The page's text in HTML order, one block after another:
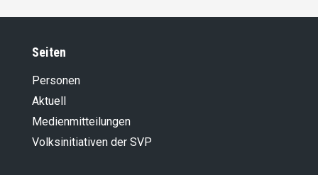
Seiten
Personen
Aktuell
Medienmitteilungen
Volksinitiativen der SVP